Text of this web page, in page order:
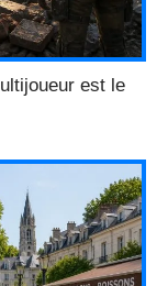
est le